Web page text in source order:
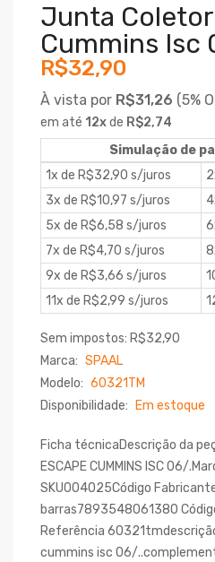
Junta
Cummins Isc
R$32,90
À vista por R$31,26 (5%
em até 12xde R$2,74
Simulação de
1x de R$32,90 s/juros
3x de R$10,97 s/juros
5x de R$6,58 s/juros
7x de R$4,70 s/juros
9x de R$3,66 s/juros
11x de R$2,99 s/juros
Sem impostos: R$32,90
Marca: SPAAL
Modelo: 60321TM
Disponibilidade:
Em estoque
Ficha técnicaDescrição da
ESCAPE CUMMINS ISC 06/
SKU004025Código
barras7893548061380
Referência
cummins isc 06/